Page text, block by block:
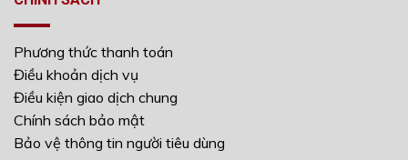
Phương thức thanh toán
Điều khoản dịch vụ
Điều kiện giao dịch chung
Chính sách bảo mật
Bảo vệ thông tin người tiêu dùng